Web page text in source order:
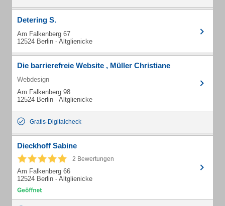
Detering S.
Am Falkenberg 67
12524 Berlin - Altglienicke
Die barrierefreie Website , Müller Christiane
Webdesign
Am Falkenberg 98
12524 Berlin - Altglienicke
Gratis-Digitalcheck
Dieckhoff Sabine
2 Bewertungen
Am Falkenberg 66
12524 Berlin - Altglienicke